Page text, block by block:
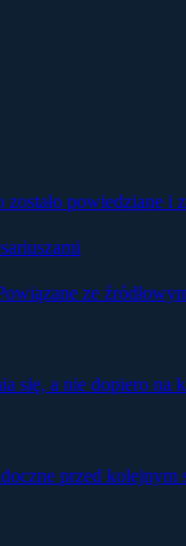
powiedziane i
ze
się, a nie dopiero na
przed kolejnym